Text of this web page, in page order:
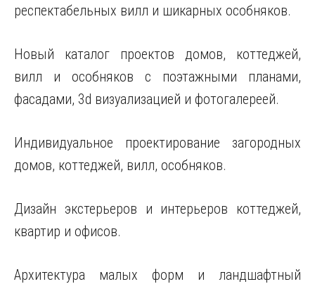
респектабельных вилл и шикарных особняков.
Новый каталог проектов домов, коттеджей,
вилл и особняков с поэтажными планами,
фасадами, 3d визуализацией и фотогалереей.
Индивидуальное проектирование загородных
домов, коттеджей, вилл, особняков.
Дизайн экстерьеров и интерьеров коттеджей,
квартир и офисов.
Архитектура малых форм и ландшафтный